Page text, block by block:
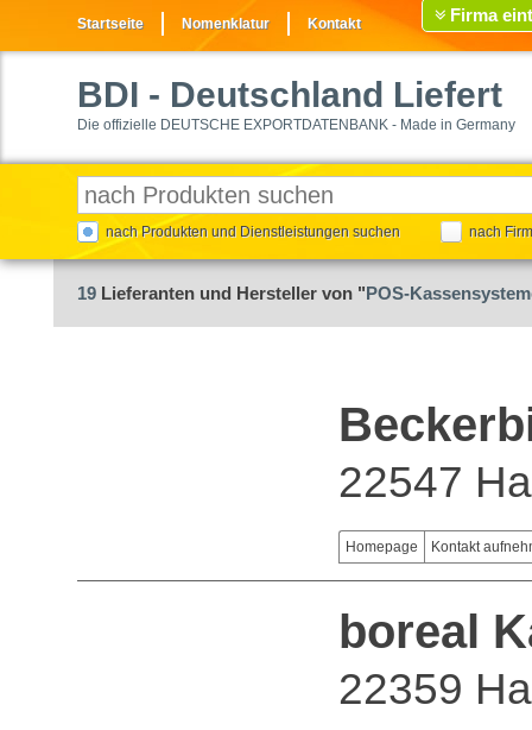
Startseite Nomenklatur Kontakt Firma
BDI - Deutschland Liefert
Die offizielle DEUTSCHE EXPORTDATENBANK - Made in Germany
nach Produkten und Dienstleistungen suchen nach
19 Lieferanten und Hersteller von "POS-
22547
Homepage Kontakt
boreal
22359